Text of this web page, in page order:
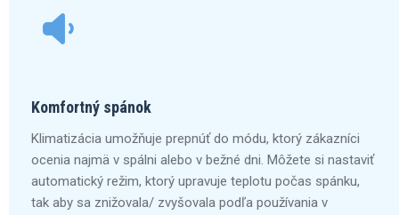
Komfortný spánok
Klimatizácia umožňuje prepnúť do módu, ktorý zákazníci
ocenia najmä v spálni alebo v bežné dni. Môžete si nastaviť
automatický režim, ktorý upravuje teplotu počas spánku,
tak aby sa znižovala/ zvyšovala podľa používania v